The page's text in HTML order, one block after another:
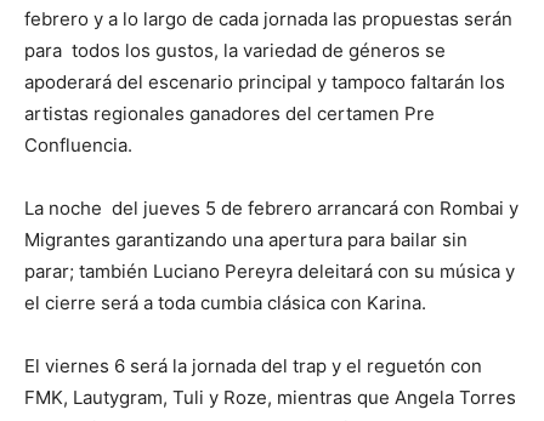
febrero y a lo largo de cada jornada las propuestas serán
para todos los gustos, la variedad de géneros se
apoderará del escenario principal y tampoco faltarán los
artistas regionales ganadores del certamen Pre
Confluencia.
La noche del jueves 5 de febrero arrancará con Rombai y
Migrantes garantizando una apertura para bailar sin
parar; también Luciano Pereyra deleitará con su música y
el cierre será a toda cumbia clásica con Karina.
El viernes 6 será la jornada del trap y el reguetón con
FMK, Lautygram, Tuli y Roze, mientras que Angela Torres